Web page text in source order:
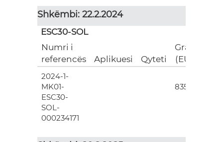
Shkëmbi: 22.2.2024
ESC30-SOL
Numri i
referencës
Aplikuesi Qyteti
Grant
(EUR)
2024-1-
MK01-
ESC30-
SOL-
000234171
835.00